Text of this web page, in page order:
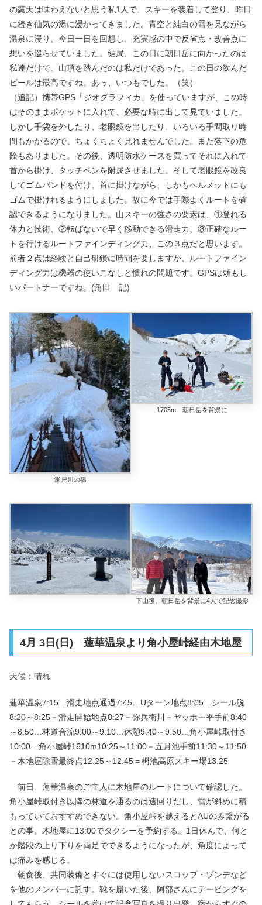
の露天は味わえないと思う私1人で、スキーを装着して登り、昨日
に続き仙気の湯に浸かってきました。青空と純白の雪を見ながら
温泉に浸り、今日一日を回想し、充実感の中で反省点・改善点に
想いを巡らせていました。結局、この日に朝日岳に向かったのは
私達だけで、山頂を踏んだのは私だけであった。この日の飲んだ
ビールは最高ですね。あっ、いつもでした。（笑）
（追記）携帯GPS「ジオグラフィカ」を使っていますが、この時
はそのままポケットに入れて、必要な時に出して見ていました。
しかし手袋を外したり、老眼鏡を出したり、いろいろ手間取り時
間もかかるので、ちょくちょく見れませんでした。また落下の危
険もありました。その後、透明防水ケースを買ってそれに入れて
首から掛け、タッチペンを附属させました。そして老眼鏡を改良
してゴムバンドを付け、首に掛けながら、しかもヘルメットにも
ゴムで掛けれるようにしました。故に今では手際よくルートを確
認できるようになりました。山スキーの強さの要素は、①登れる
体力と技術、②転ばないで早く移動できる滑走力、③正確なルー
トを行けるルートファインディング力、この３点だと思います。
前者２点は経験と自己研鑽に時間を要しますが、ルートファイン
ディング力は機器の使いこなしと慣れの問題です。GPSは頼もし
いパートナーですね。(角田 記)
瀬戸川の橋
1705m 朝日岳を背景に
下山後、朝日岳を背景に4人で記念撮影
4月 3日(日) 蓮華温泉より角小屋峠経由木地屋
天候：晴れ
蓮華温泉7:15…滑走地点通過7:45…Uターン地点8:05…シール脱
8:20～8:25－滑走開始地点8:27－弥兵衛川－ヤッホー平手前8:40
～8:50…林道合流9:00～9:10…休憩9:40～9:50…角小屋峠取付き
10:00…角小屋峠1610m10:25～11:00－五月池手前11:30～11:50
－木地屋除雪最終点12:25～12:45＝栂池高原スキー場13:25
前日、蓮華温泉のご主人に木地屋のルートについて確認した。
角小屋峠取付き以降の林道を通るのは遠回りだし、雪が斜めに積
もっていておすすめできない。角小屋峠を越えるとAUのみ繋がる
との事。木地屋に13:00でタクシーを予約する。1日休んで、何と
か階段の上り下りを両足でできるようになったが、角度によって
は痛みを感じる。
朝食後、共同装備とすぐには使用しないスコップ・ゾンデなど
を他のメンバーに託す。靴を履いた後、阿部さんにテーピングを